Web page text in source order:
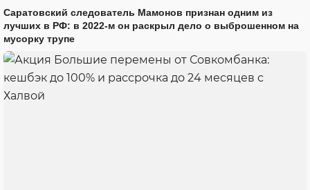
Саратовский следователь Мамонов признан одним из
лучших в РФ: в 2022-м он раскрыл дело о выброшенном на
мусорку трупе